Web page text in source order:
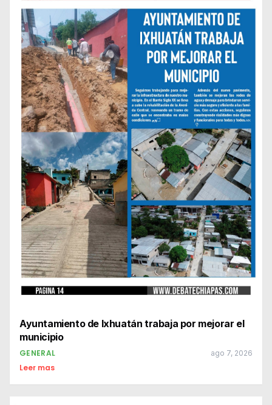
Ayuntamiento de Ixhuatán trabaja por mejorar el
municipio
GENERAL ago 7, 2026
Leer mas